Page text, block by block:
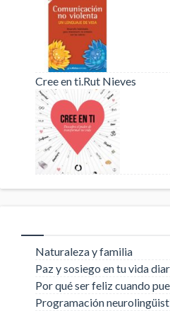
Cree en ti.Rut Nieves
Naturaleza y familia
Paz y sosiego en tu vida
Por qué ser feliz cuando
Programación